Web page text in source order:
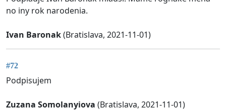
no iny rok narodenia.
Ivan Baronak(Bratislava, 2021-11-01)
#72
Podpisujem
Zuzana Somolanyiova (Bratislava, 2021-11-01)